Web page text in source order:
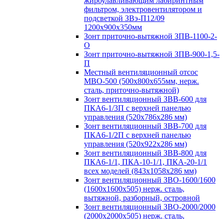
фильтром, электровентилятором и
подсветкой ЗВэ-П12/09
1200х900х350мм
Зонт приточно-вытяжной ЗПВ-1100-2-
О
Зонт приточно-вытяжной ЗПВ-900-1,5-
П
Местный вентиляционный отсос
МВО-500 (500х800х655мм, нерж.
сталь, приточно-вытяжной)
Зонт вентиляционный ЗВВ-600 для
ПКА6-1/3П с верхней панелью
управления (520х786х286 мм)
Зонт вентиляционный ЗВВ-700 для
ПКА6-1/2П с верхней панелью
управления (520х922х286 мм)
Зонт вентиляционный ЗВВ-800 для
ПКА6-1/1, ПКА-10-1/1, ПКА-20-1/1
всех моделей (843х1058х286 мм)
Зонт вентиляционный ЗВО-1600/1600
(1600х1600х505) нерж. сталь,
вытяжной, разборный, островной
Зонт вентиляционный ЗВО-2000/2000
(2000х2000х505) нерж. сталь,